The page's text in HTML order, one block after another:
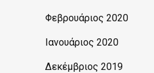
Φεβρουάριος 2020
Ιανουάριος 2020
Δεκέμβριος 2019